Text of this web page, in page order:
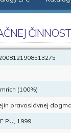
(100%)
pravoslávnej
PU, 1999